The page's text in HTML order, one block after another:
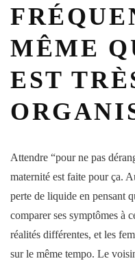
MÊME
EST
Attendre “pour ne pas
maternité est faite pour ça.
perte de liquide en pensant
comparer ses symptômes à
réalités différentes, et les
sur le même tempo. Le